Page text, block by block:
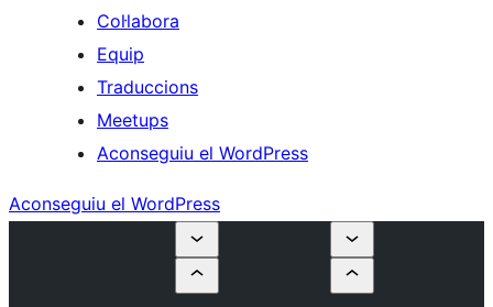
Col·labora
Equip
Traduccions
Meetups
Aconseguiu el WordPress
Aconseguiu el WordPress